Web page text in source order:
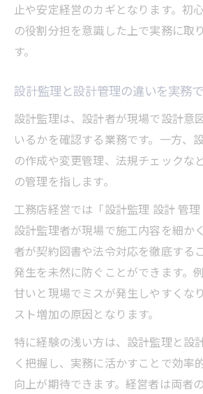
止や安定経営のカギとなります。初
の役割分担を意識した上で実務に取
す。
設計監理と設計管理の違いを実務
設計監理は、設計者が現場で設計意
いるかを確認する業務です。一方、
の作成や変更管理、法規チェックな
の管理を指します。
工務店経営では「設計監理 設計 管理
設計監理者が現場で施工内容を細か
者が契約図書や法令対応を徹底する
発生を未然に防ぐことができます。
甘いと現場でミスが発生しやすくな
スト増加の原因となります。
特に経験の浅い方は、設計監理と設
く把握し、実務に活かすことで効率
向上が期待できます。経営者は両者